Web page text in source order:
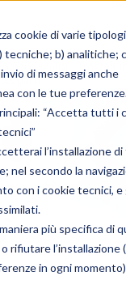
cookie di varie
tecniche; b) analitiche;
di messaggi anche
con le tue
“Accetta tutti i
l’installazione
nel secondo la
con i cookie tecnici, e
più specifica di
rifiutare l’installazione
in ogni
Esami e analisi